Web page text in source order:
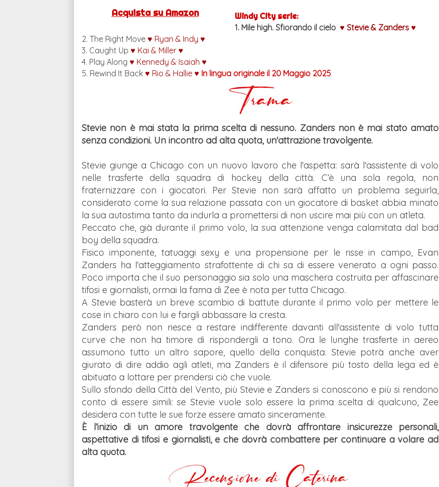
Acquista su Amazon
Windy City serie:
1. Mile high. Sfiorando il cielo ♥ Stevie & Zanders ♥
2. The Right Move ♥ Ryan & Indy ♥
3. Caught Up ♥ Kai & Miller ♥
4. Play Along ♥ Kennedy & Isaiah ♥
5. Rewind It Back ♥ Rio & Hallie ♥ In lingua originale il 20 Maggio 2025
Stevie non è mai stata la prima scelta di nessuno. Zanders non è mai stato amato
senza condizioni. Un incontro ad alta quota, un'attrazione travolgente.
Stevie giunge a Chicago con un nuovo lavoro che l'aspetta: sarà l'assistente di volo
nelle trasferte della squadra di hockey della città. C’è una sola regola, non
fraternizzare con i giocatori. Per Stevie non sarà affatto un problema seguirla,
considerato come la sua relazione passata con un giocatore di basket abbia minato
la sua autostima tanto da indurla a promettersi di non uscire mai più con un atleta.
Peccato che, già durante il primo volo, la sua attenzione venga calamitata dal bad
boy della squadra.
Fisico imponente, tatuaggi sexy e una propensione per le risse in campo, Evan
Zanders ha l'atteggiamento strafottente di chi sa di essere venerato a ogni passo.
Poco importa che il suo personaggio sia solo una maschera costruita per affascinare
tifosi e giornalisti, ormai la fama di Zee è nota per tutta Chicago.
A Stevie basterà un breve scambio di battute durante il primo volo per mettere le
cose in chiaro con lui e fargli abbassare la cresta.
Zanders però non riesce a restare indifferente davanti all'assistente di volo tutta
curve che non ha timore di rispondergli a tono. Ora le lunghe trasferte in aereo
assumono tutto un altro sapore, quello della conquista. Stevie potrà anche aver
giurato di dire addio agli atleti, ma Zanders è il difensore più tosto della lega ed è
abituato a lottare per prendersi ciò che vuole.
Sullo sfondo della Città del Vento, più Stevie e Zanders si conoscono e più si rendono
conto di essere simili: se Stevie vuole solo essere la prima scelta di qualcuno, Zee
desidera con tutte le sue forze essere amato sinceramente.
È l’inizio di un amore travolgente che dovrà affrontare insicurezze personali,
aspettative di tifosi e giornalisti, e che dovrà combattere per continuare a volare ad
alta quota.